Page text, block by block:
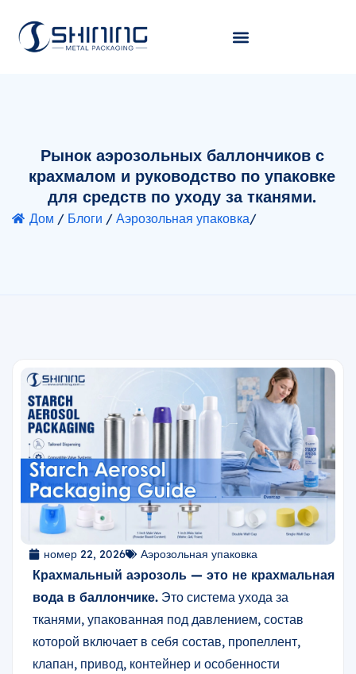
Рынок аэрозольных баллончиков с
крахмалом и руководство по упаковке
для средств по уходу за тканями.
Дом / Блоги / Аэрозольная упаковка/
номер 22, 2026 Аэрозольная упаковка
Крахмальный аэрозоль — это не крахмальная
вода в баллончике. Это система ухода за
тканями, упакованная под давлением, состав
которой включает в себя состав, пропеллент,
клапан, привод, контейнер и особенности